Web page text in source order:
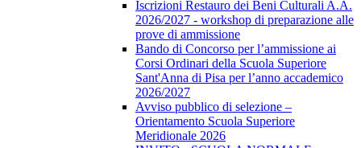
Iscrizioni Restauro dei Beni Culturali A.A.
2026/2027 - workshop di preparazione alle
prove di ammissione
Bando di Concorso per l’ammissione ai
Corsi Ordinari della Scuola Superiore
Sant'Anna di Pisa per l’anno accademico
2026/2027
Avviso pubblico di selezione –
Orientamento Scuola Superiore
Meridionale 2026